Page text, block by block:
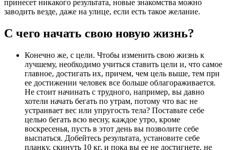
принесет никакого результата, новые знакомства можно
заводить везде, даже на улице, если есть такое желание.
С чего начать свою новую жизнь?
Конечно же, с цели. Чтобы изменить свою жизнь к
лучшему, необходимо учиться ставить цели и, что самое
главное, достигать их, причем, чем цель выше, тем при
ее достижении человек все больше облагораживается.
Не стоит начинать с трудного, например, вы давно
хотели начать бегать по утрам, потому что вас не
устраивает вес или упругость тела? Поставьте себе
целью бегать всю весну, каждое утро, кроме
воскресенья, пусть в этот день вы позволите себе
выспаться. Добейтесь результата, установите себе
планку, скинуть 10 кг, и пока вы ее не достигнете, не